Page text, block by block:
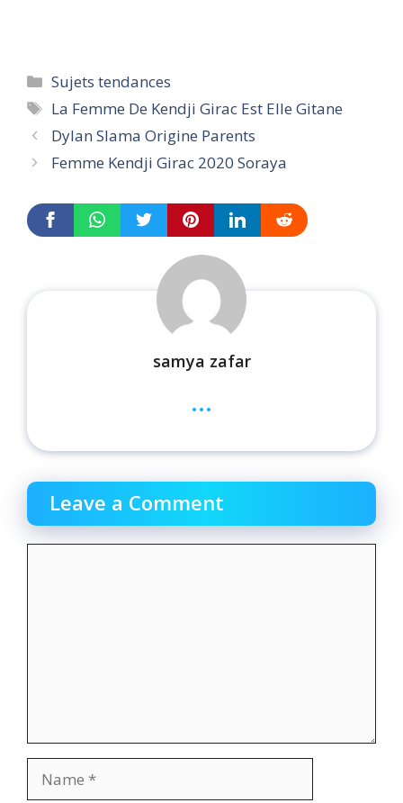
Categories
Sujets tendances
Tags
La Femme De Kendji Girac Est Elle Gitane
Dylan Slama Origine Parents
Femme Kendji Girac 2020 Soraya
samya zafar
...
Leave a Comment